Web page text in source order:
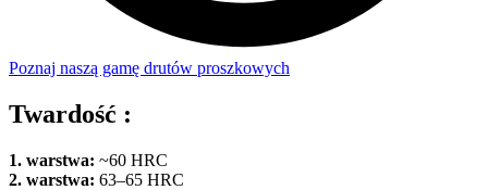
Poznaj naszą gamę drutów proszkowych
Twardość :
1. warstwa: ~60 HRC
2. warstwa: 63–65 HRC